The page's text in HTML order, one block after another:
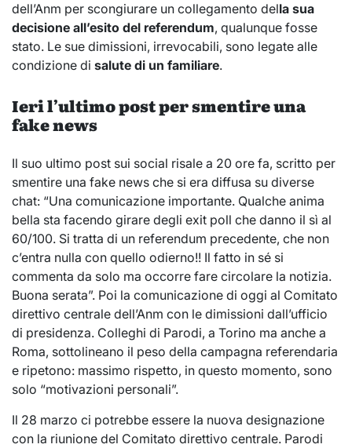
dell’Anm per scongiurare un collegamento della sua
decisione all’esito del referendum, qualunque fosse
stato. Le sue dimissioni, irrevocabili, sono legate alle
condizione di salute di un familiare.
Ieri l’ultimo post per smentire una
fake news
Il suo ultimo post sui social risale a 20 ore fa, scritto per
smentire una fake news che si era diffusa su diverse
chat: “Una comunicazione importante. Qualche anima
bella sta facendo girare degli exit poll che danno il sì al
60/100. Si tratta di un referendum precedente, che non
c’entra nulla con quello odierno!! Il fatto in sé si
commenta da solo ma occorre fare circolare la notizia.
Buona serata”. Poi la comunicazione di oggi al Comitato
direttivo centrale dell’Anm con le dimissioni dall’ufficio
di presidenza. Colleghi di Parodi, a Torino ma anche a
Roma, sottolineano il peso della campagna referendaria
e ripetono: massimo rispetto, in questo momento, sono
solo “motivazioni personali”.
Il 28 marzo ci potrebbe essere la nuova designazione
con la riunione del Comitato direttivo centrale. Parodi